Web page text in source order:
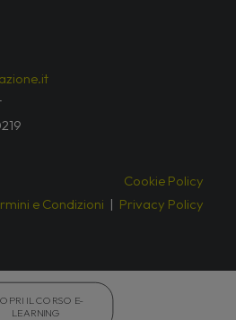
IL CORSO E-
LEARNING
Cookie Policy
e Condizioni | Privacy Policy
2026 – Tutti i diritti riservati